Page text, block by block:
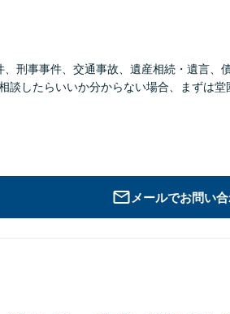
刑事事件、交通事故、遺産相続・遺言、
談したらいいか分からない場合、まずは
メールでお問い